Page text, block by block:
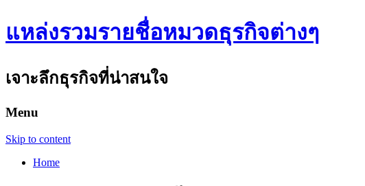
แหล่งรวมรายชื่อหมวดธุรกิจต่างๆ
เจาะลึกธุรกิจที่น่าสนใจ
Menu
Skip to content
Home